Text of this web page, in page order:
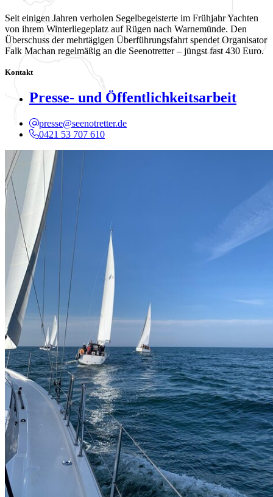
Seit einigen Jahren verholen Segelbegeisterte im Frühjahr Yachten
von ihrem Winterliegeplatz auf Rügen nach Warnemünde. Den
Überschuss der mehrtägigen Überführungsfahrt spendet Organisator
Falk Machan regelmäßig an die Seenotretter – jüngst fast 430 Euro.
Kontakt
Presse- und Öffentlichkeitsarbeit
presse@seenotretter.de
0421 53 707 610